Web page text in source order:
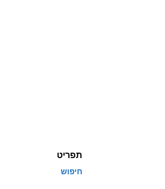
תפריט
חיפוש